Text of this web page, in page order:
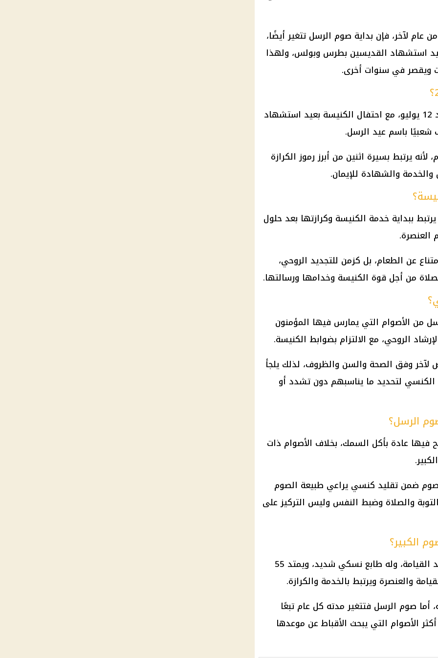
عام لآخر، فإن بداية صوم الرسل تتغير أيضًا،
استشهاد القديسين بطرس وبولس، ولهذا
في سنوات أخرى.
2026 يوم الأحد 12 يوليو، مع احتفال الكنيسة بعيد استشهاد
باسم عيد الرسل.
يرتبط بسيرة اثنين من أبرز رموز الكرازة
والشهادة للإيمان.
ببداية خدمة الكنيسة وكرازتها بعد حلول
العنصرة.
عن الطعام، بل كزمن للتجديد الروحي،
من أجل قوة الكنيسة وخدامها ورسالتها.
من الأصوام التي يمارس فيها المؤمنون
الروحي، مع الالتزام بضوابط الكنيسة.
لآخر وفق الصحة والسن والظروف، لذلك يلجأ
الكنسي لتحديد ما يناسبهم دون تشدد أو
الرسل؟
عادة بأكل السمك، بخلاف الأصوام ذات
ضمن تقليد كنسي يراعي طبيعة الصوم
والصلاة وضبط النفس وليس التركيز على
الكبير؟
الصوم الكبير يرتبط بالاستعداد لعيد القيامة، وله طابع نسكي شديد، ويمتد 55
والعنصرة ويرتبط بالخدمة والكرازة.
أما صوم الرسل فتتغير مدته كل عام تبعًا
الأصوام التي يبحث الأقباط عن موعدها